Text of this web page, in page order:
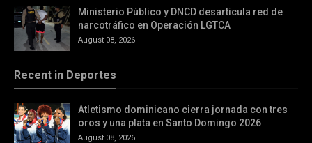
Ministerio Público y DNCD desarticula red de
narcotráfico en Operación LGTCA
August 08, 2026
Recent in Deportes
Atletismo dominicano cierra jornada con tres
oros y una plata en Santo Domingo 2026
August 08, 2026